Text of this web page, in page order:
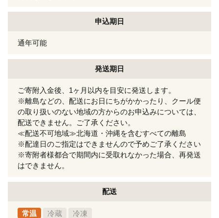
申込期日
通年可能
発送期日
ご寄附入金後、1ヶ月以内を目安に発送します。
※離島などの、配送にお日にちがかかったり、クール便
の取り扱いのない地域の方からのお申込みについては、
配送できません。ご了承ください。
≪配送不可地域≫北海道・沖縄を含むすべての離島
※配達日のご指定はできませんので予めご了承ください
※寄附者様都合で期間内に受取れなかった場合、再発送
はできません。
配送
常温 冷蔵 冷凍